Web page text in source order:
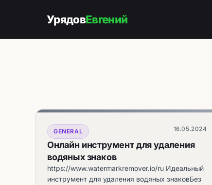
УрядовЕвгений
GENERAL 16.05.2024
Онлайн инструмент для удаления
водяных знаков
https://www.watermarkremover.io/ru Идеальный
инструмент для удаления водяных знаковБез